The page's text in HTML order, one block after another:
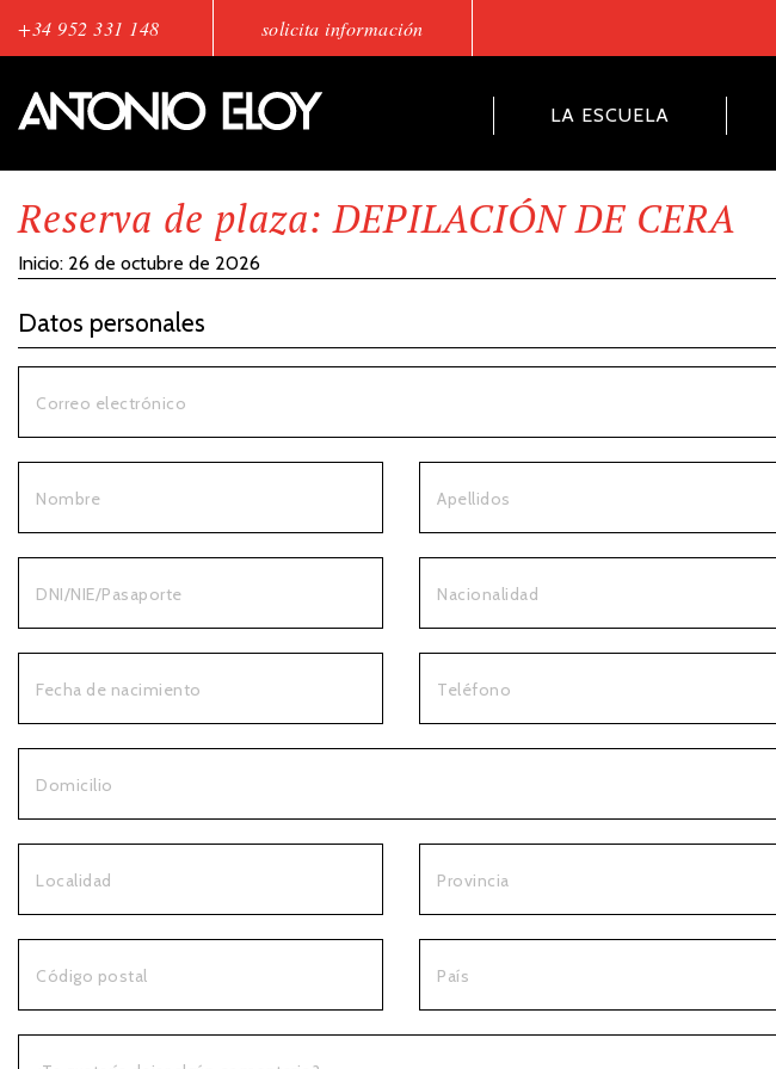
+34 952 331 148 solicita información
LA ESCUELA
Reserva de plaza: DEPILACIÓN DE CERA
Inicio: 26 de octubre de 2026
Datos personales
Correo electrónico
Nombre Apellidos
DNI/NIE/Pasaporte Nacionalidad
Fecha de nacimiento Teléfono
Domicilio
Localidad Provincia
Código postal País